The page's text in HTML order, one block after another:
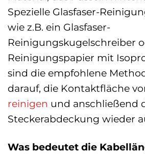
Spezielle Glasfaser-
wie z.B. ein Glasfaser-
Reinigungskugelschreiber
Reinigungspapier mit
sind die empfohlene
darauf, die Kontaktfläche
reinigen und anschließend
Steckerabdeckung wieder
Was bedeutet die